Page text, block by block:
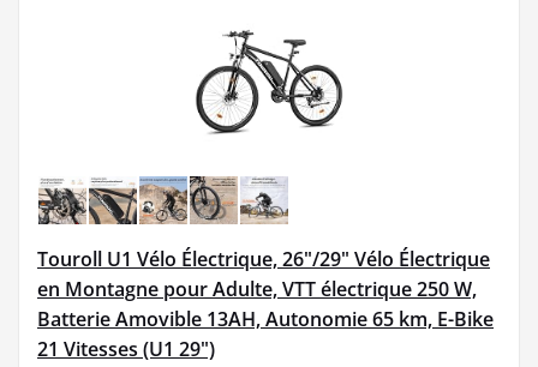
Touroll U1 Vélo Électrique, 26"/29" Vélo Électrique
en Montagne pour Adulte, VTT électrique 250 W,
Batterie Amovible 13AH, Autonomie 65 km, E-Bike
21 Vitesses (U1 29")